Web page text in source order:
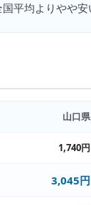
平均よりやや安
山口県
1,740円
3,045円